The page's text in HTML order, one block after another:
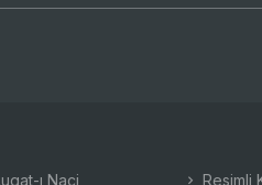
ı Naci Resimli